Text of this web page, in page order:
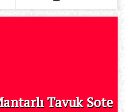
Tavuk Sote